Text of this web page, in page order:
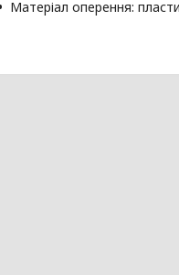
Матеріал оперення: